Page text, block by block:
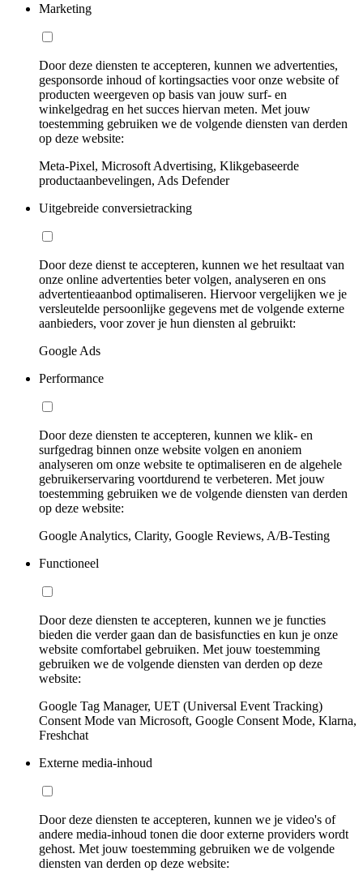
Marketing
Door deze diensten te accepteren, kunnen we advertenties,
gesponsorde inhoud of kortingsacties voor onze website of
producten weergeven op basis van jouw surf- en
winkelgedrag en het succes hiervan meten. Met jouw
toestemming gebruiken we de volgende diensten van derden
op deze website:
Meta-Pixel, Microsoft Advertising, Klikgebaseerde
productaanbevelingen, Ads Defender
Uitgebreide conversietracking
Door deze dienst te accepteren, kunnen we het resultaat van
onze online advertenties beter volgen, analyseren en ons
advertentieaanbod optimaliseren. Hiervoor vergelijken we je
versleutelde persoonlijke gegevens met de volgende externe
aanbieders, voor zover je hun diensten al gebruikt:
Google Ads
Performance
Door deze diensten te accepteren, kunnen we klik- en
surfgedrag binnen onze website volgen en anoniem
analyseren om onze website te optimaliseren en de algehele
gebruikerservaring voortdurend te verbeteren. Met jouw
toestemming gebruiken we de volgende diensten van derden
op deze website:
Google Analytics, Clarity, Google Reviews, A/B-Testing
Functioneel
Door deze diensten te accepteren, kunnen we je functies
bieden die verder gaan dan de basisfuncties en kun je onze
website comfortabel gebruiken. Met jouw toestemming
gebruiken we de volgende diensten van derden op deze
website:
Google Tag Manager, UET (Universal Event Tracking)
Consent Mode van Microsoft, Google Consent Mode, Klarna,
Freshchat
Externe media-inhoud
Door deze diensten te accepteren, kunnen we je video's of
andere media-inhoud tonen die door externe providers wordt
gehost. Met jouw toestemming gebruiken we de volgende
diensten van derden op deze website: